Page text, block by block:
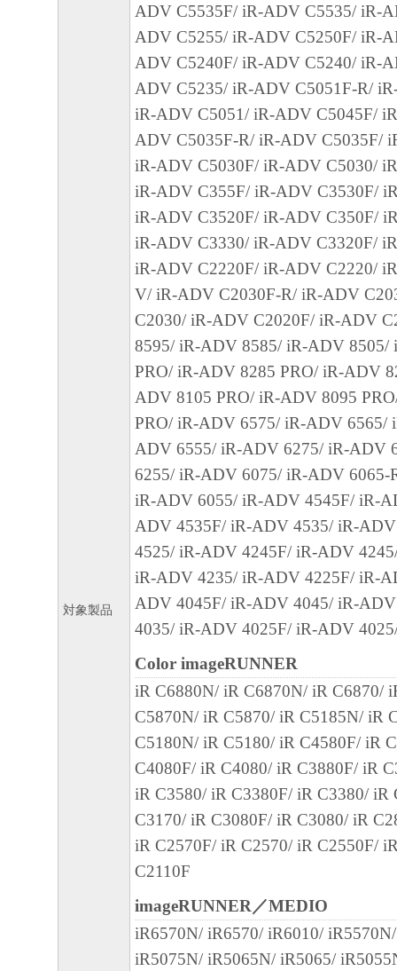
損害を言います。）について、適用法で認
一切の責任を負わないものとします。たと
キヤノンのライセンサー、キヤノンの子会
関連会社、それらの販売代理店または販売
の可能性について知らされていた場合でも
(3) キヤノン、キヤノンのライセンサー、
社、キヤノンの関連会社、それらの販売代
店のいずれも、「本ソフトウェア」、また
ェア」の使用に起因または関連してお客様
に生じたいかなる紛争についても、一切責
のとします。
８．契約期間
(1) 本契約書は、お客様が、『同意』を示
クリックした時点、または「本ソフトウェ
ールした時点で発効し、下記(2)または(3)
まで有効に存続します。
(2) お客様は、「本ソフトウェア」および
てを廃棄および消去することにより、本契
ることができます。
(3) お客様が本契約書のいずれかの条項に
契約書は直ちに終了します。
(4) お客様は、上記(3)によって本契約書が
やかに、「本ソフトウェア」およびその複
廃棄または消去するものとします。
(5) 上記にかかわらず、本契約書第2条、第
で、第8条第4項および第10条の規定は、
も効力を有します。
９．U.S. GOVERNMENT RESTRICTED
“米国政府エンドユーザー”とは、米国政府
を意味します。もしお客様が米国政府エン
る場合、以下の規定が適用されます ： The
"commercial item," as that term is defined at
1995), consisting of "commercial computer
"commercial computer software
used in 48 C.F.R. 12.212 (Sept 1995).
12.212 and 48 C.F.R. 227.7202-1 through
対象製品
ADV C5535F/ iR-ADV C5535/ iR-
ADV C5255/ iR-ADV C5250F/ iR-
ADV C5240F/ iR-ADV C5240/ iR-
ADV C5235/ iR-ADV C5051F-R/
iR-ADV C5051/ iR-ADV C5045F/
ADV C5035F-R/ iR-ADV C5035F/
iR-ADV C5030F/ iR-ADV C5030/
iR-ADV C355F/ iR-ADV C3530F/
iR-ADV C3520F/ iR-ADV C350F/
iR-ADV C3330/ iR-ADV C3320F/
iR-ADV C2220F/ iR-ADV C2220/
V/ iR-ADV C2030F-R/ iR-ADV
C2030/ iR-ADV C2020F/ iR-ADV
8595/ iR-ADV 8585/ iR-ADV 8505/
PRO/ iR-ADV 8285 PRO/ iR-ADV
ADV 8105 PRO/ iR-ADV 8095
PRO/ iR-ADV 6575/ iR-ADV 6565/
ADV 6555/ iR-ADV 6275/ iR-ADV
6255/ iR-ADV 6075/ iR-ADV 6065-
iR-ADV 6055/ iR-ADV 4545F/ iR-
ADV 4535F/ iR-ADV 4535/ iR-
4525/ iR-ADV 4245F/ iR-ADV
iR-ADV 4235/ iR-ADV 4225F/ iR-
ADV 4045F/ iR-ADV 4045/ iR-
4035/ iR-ADV 4025F/ iR-ADV
Color imageRUNNER
iR C6880N/ iR C6870N/ iR C6870/
C5870N/ iR C5870/ iR C5185N/ iR
C5180N/ iR C5180/ iR C4580F/ iR
C4080F/ iR C4080/ iR C3880F/ iR
iR C3580/ iR C3380F/ iR C3380/ iR
C3170/ iR C3080F/ iR C3080/ iR
iR C2570F/ iR C2570/ iR C2550F/
C2110F
imageRUNNER／MEDIO
iR6570N/ iR6570/ iR6010/
iR5075N/ iR5065N/ iR5065/